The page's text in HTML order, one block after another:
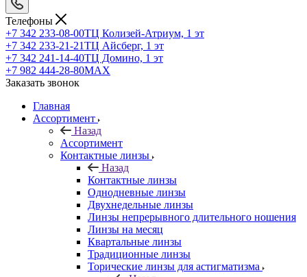
Телефоны
+7 342 233-08-00ТЦ Колизей-Атриум, 1 эт
+7 342 233-21-21ТЦ Айсберг, 1 эт
+7 342 241-14-40ТЦ Домино, 1 эт
+7 982 444-28-80MAX
Заказать звонок
Главная
Ассортимент
Назад
Ассортимент
Контактные линзы
Назад
Контактные линзы
Однодневные линзы
Двухнедельные линзы
Линзы непрерывного длительного ношения
Линзы на месяц
Квартальные линзы
Традиционные линзы
Торические линзы для астигматизма